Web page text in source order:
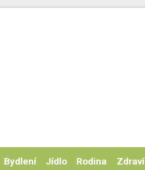
Bydlení Jídlo Rodina Zdraví